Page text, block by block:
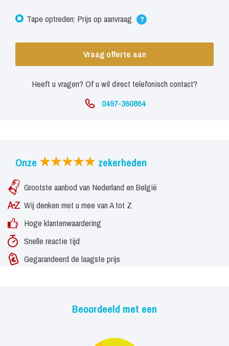
Tape optreden: Prijs op aanvraag ?
Vraag offerte aan
Heeft u vragen? Of u wil direct telefonisch contact?
0497-360864
Onze zekerheden
Grootste aanbod van Nederland en België
Wij denken met u mee van A tot Z
Hoge klantenwaardering
Snelle reactie tijd
Gegarandeerd de laagste prijs
Beoordeeld met een